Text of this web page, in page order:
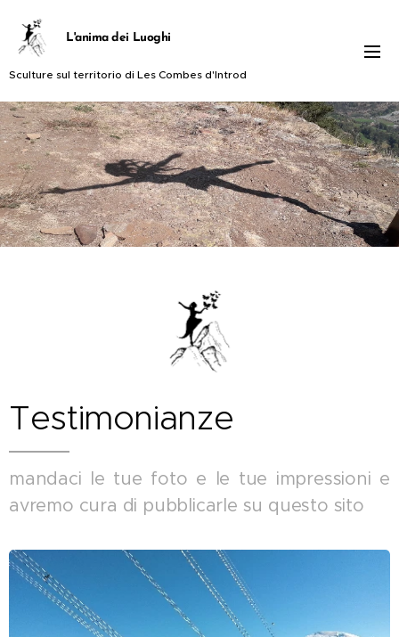
L'anima dei Luoghi
Sculture sul territorio di Les Combes d'Introd
Testimonianze
mandaci le tue foto e le tue impressioni e
avremo cura di pubblicarle su questo sito